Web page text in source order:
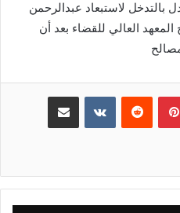
بالتدخل لاستبعاد عبدالرحمن
العالي للقضاء بعد أن
بينتيريست مشاركة عبر البريد